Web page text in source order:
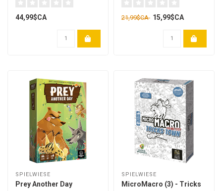
44,99$CA 21,99$CA 15,99$CA
SPIELWIESE
Prey Another Day
SPIELWIESE
MicroMacro (3) - Tricks